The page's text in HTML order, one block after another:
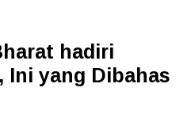
hadiri
Ini yang Dibahas